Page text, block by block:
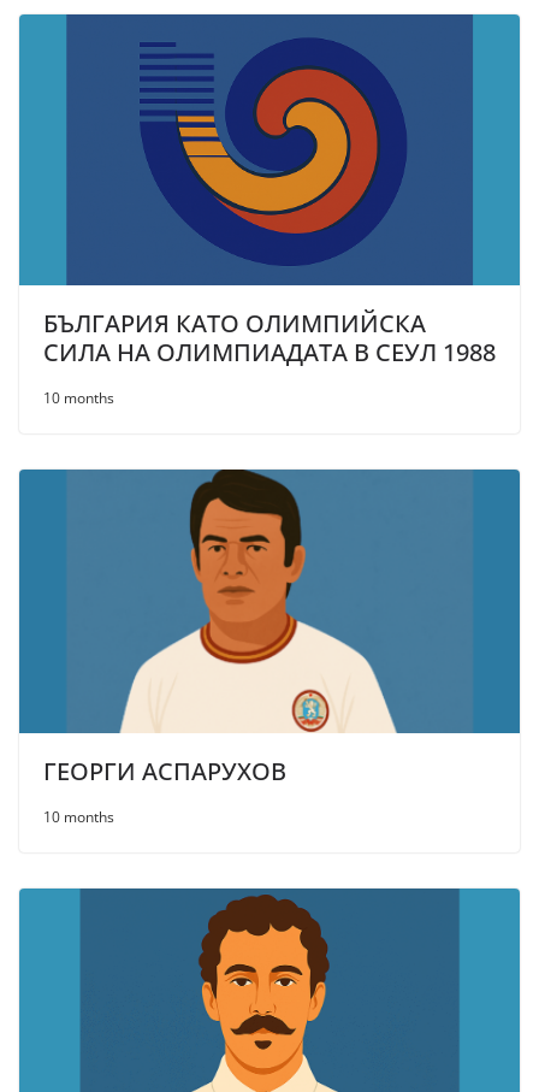
БЪЛГАРИЯ КАТО ОЛИМПИЙСКА
СИЛА НА ОЛИМПИАДАТА В СЕУЛ 1988
10 months
ГЕОРГИ АСПАРУХОВ
10 months